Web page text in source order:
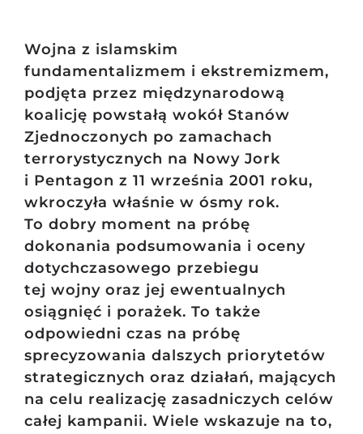
Wojna z islamskim
fundamentalizmem i ekstremizmem,
podjęta przez międzynarodową
koalicję powstałą wokół Stanów
Zjednoczonych po zamachach
terrorystycznych na Nowy Jork
i Pentagon z 11 września 2001 roku,
wkroczyła właśnie w ósmy rok.
To dobry moment na próbę
dokonania podsumowania i oceny
dotychczasowego przebiegu
tej wojny oraz jej ewentualnych
osiągnięć i porażek. To także
odpowiedni czas na próbę
sprecyzowania dalszych priorytetów
strategicznych oraz działań, mających
na celu realizację zasadniczych celów
całej kampanii. Wiele wskazuje na to,